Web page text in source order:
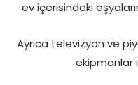
ev içerisindeki
Ayrıca televizyon ve
ekipmanlar